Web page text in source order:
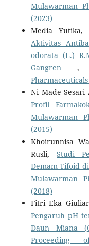
Mulawarman
(2023)
Media Yutika,
Aktivitas
odorata (L.)
Gangren
Ni Made Sesari
Profil
Mulawarman
(2015)
Khoirunnisa
Rusli, Studi
Demam Tifoid
Mulawarman
(2018)
Fitri Eka
Pengaruh pH
Daun Miana
Proceeding